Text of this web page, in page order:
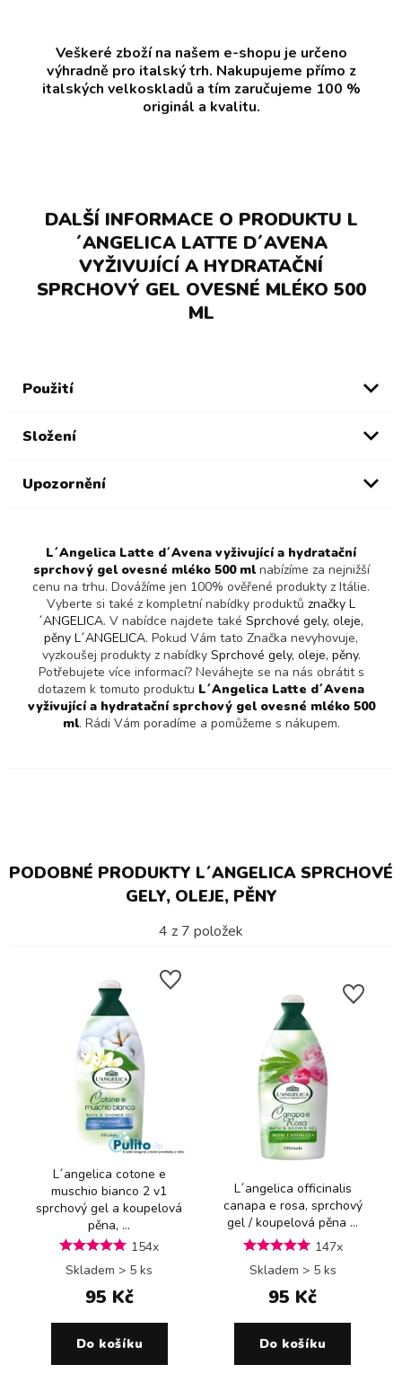
Veškeré zboží na našem e-shopu je určeno
výhradně pro italský trh. Nakupujeme přímo z
italských velkoskladů a tím zaručujeme 100 %
originál a kvalitu.
DALŠÍ INFORMACE O PRODUKTU L
´ANGELICA LATTE D´AVENA
VYŽIVUJÍCÍ A HYDRATAČNÍ
SPRCHOVÝ GEL OVESNÉ MLÉKO 500
ML
Použití
Složení
Upozornění
L´Angelica Latte d´Avena vyživující a hydratační
sprchový gel ovesné mléko 500 mlnabízíme za nejnižší
cenu na trhu. Dovážíme jen 100% ověřené produkty z Itálie.
Vyberte si také z kompletní nabídky produktů značky L
´ANGELICA. V nabídce najdete také Sprchové gely, oleje,
pěny L´ANGELICA. Pokud Vám tato Značka nevyhovuje,
vyzkoušej produkty z nabídky Sprchové gely, oleje, pěny.
Potřebujete více informací? Neváhejte se na nás obrátit s
dotazem k tomuto produktu L´Angelica Latte d´Avena
vyživující a hydratační sprchový gel ovesné mléko 500
ml. Rádi Vám poradíme a pomůžeme s nákupem.
PODOBNÉ PRODUKTY L´ANGELICA SPRCHOVÉ
GELY, OLEJE, PĚNY
4 z 7 položek
L´angelica cotone e
muschio bianco 2 v1
sprchový gel a koupelová
pěna, ...
154x
Skladem > 5 ks
95 Kč
Do košíku
L´angelica officinalis
canapa e rosa, sprchový
gel / koupelová pěna ...
147x
Skladem > 5 ks
95 Kč
Do košíku